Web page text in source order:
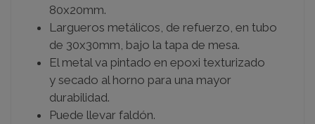
80x20mm.
Largueros metálicos, de refuerzo, en tubo
de 30x30mm, bajo la tapa de mesa.
El metal va pintado en epoxi texturizado
y secado al horno para una mayor
durabilidad.
Puede llevar faldón.